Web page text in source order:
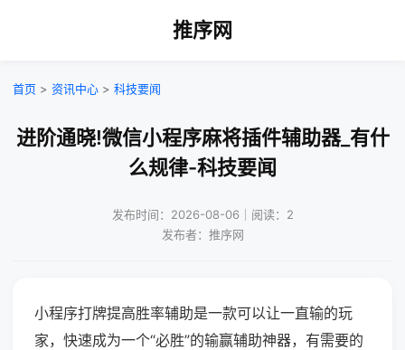
推序网
首页 > 资讯中心 > 科技要闻
进阶通晓!微信小程序麻将插件辅助器_有什
么规律-科技要闻
发布时间：2026-08-06｜阅读：2
发布者：推序网
小程序打牌提高胜率辅助是一款可以让一直输的玩
家，快速成为一个“必胜”的输赢辅助神器，有需要的